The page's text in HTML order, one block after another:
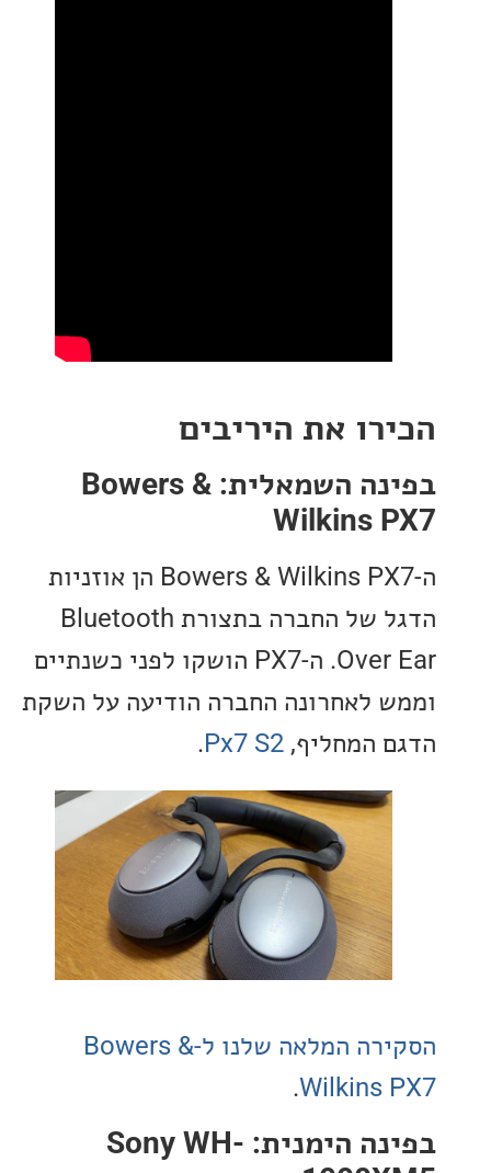
את היריבים
בפינה השמאלית: Bowers &
Wilkins
ה-Bowers & Wilkins PX7 הן אוזניות
הדגל של החברה בתצורת Bluetooth
Over Ear. ה-PX7 הושקו לפני כשנתיים
לאחרונה החברה הודיעה על השקת
המחליף, Px7 S2
.
הסקירה המלאה שלנו ל-Bowers &
Wilkins
.
בפינה הימנית: Sony WH-